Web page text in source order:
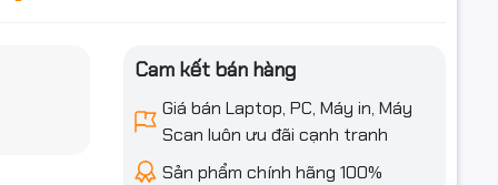
Cam kết bán hàng
Giá bán Laptop, PC, Máy in, Máy
Scan luôn ưu đãi cạnh tranh
Sản phẩm chính hãng 100%
ưu đãi